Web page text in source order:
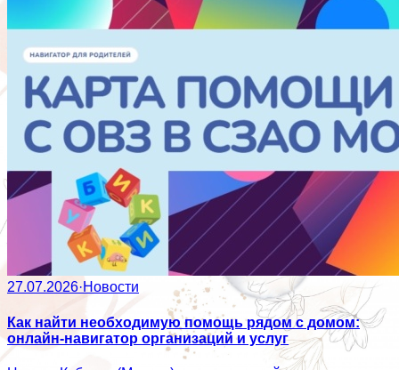
27.07.2026·Новости
Как найти необходимую помощь рядом с домом:
онлайн-навигатор организаций и услуг